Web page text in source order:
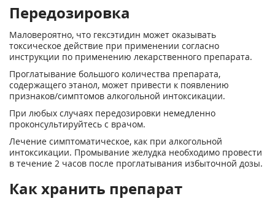
Передозировка
Маловероятно, что гексэтидин может оказывать
токсическое действие при применении согласно
инструкции по применению лекарственного препарата.
Проглатывание большого количества препарата,
содержащего этанол, может привести к появлению
признаков/симптомов алкогольной интоксикации.
При любых случаях передозировки немедленно
проконсультируйтесь с врачом.
Лечение симптоматическое, как при алкогольной
интоксикации. Промывание желудка необходимо провести
в течение 2 часов после проглатывания избыточной дозы.
Как хранить препарат